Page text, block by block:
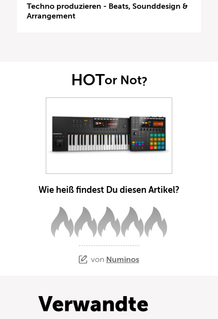
Techno produzieren - Beats, Sounddesign &
Arrangement
HOTor Not?
Wie heiß findest Du diesen Artikel?
von Numinos
Verwandte